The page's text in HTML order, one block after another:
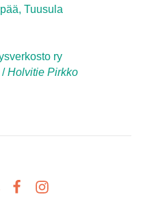
Tuusula
ry
/Holvitie Pirkko